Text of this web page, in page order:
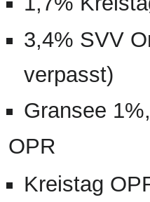
3,4% SVV
verpasst)
Gransee
OPR
Kreistag